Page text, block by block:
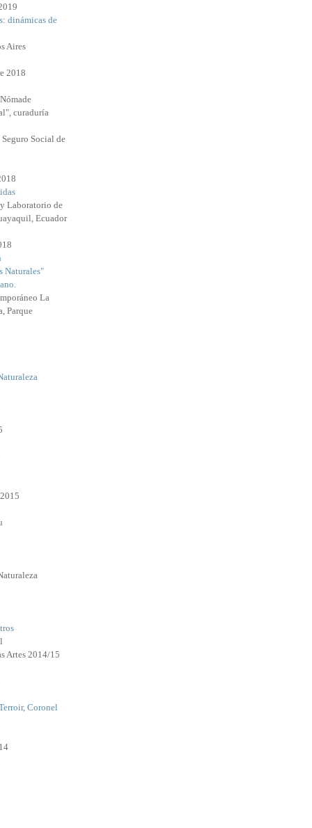
dinámicas de
Aires
2018
curaduría
Social de
Laboratorio de
Ecuador
Naturales"
La
Parque
Artes 2014/15
Coronel